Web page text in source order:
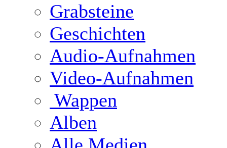
Grabsteine
Geschichten
Audio-Aufnahmen
Video-Aufnahmen
Wappen
Alben